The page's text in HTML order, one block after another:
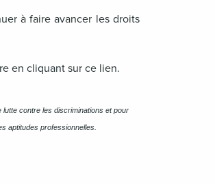
à faire avancer les droits
en cliquant sur ce lien.
lutte contre les discriminations et pour
aptitudes professionnelles.